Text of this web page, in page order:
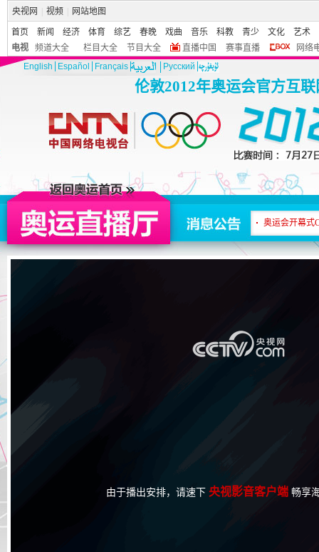
央视网 视频 网站地图
首页 新闻 经济 体育 综艺 春晚 戏曲 音乐 科教 青少 文化
艺术
电视
频道大全 栏目大全 节目大全 直播中国 赛事直播
网络
English
Español Français Pусский
伦敦2012年奥运会官方互
网民观赛热情
奥运会开幕式
观赛提示：奥
网民观赛热情
由于播出安排，请速下 央视影音客户端 畅享